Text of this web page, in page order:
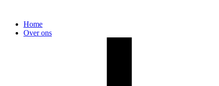
Home
Over ons